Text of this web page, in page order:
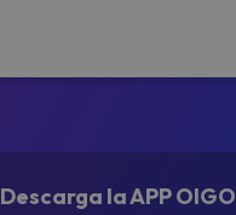
Descarga la APP OIGO